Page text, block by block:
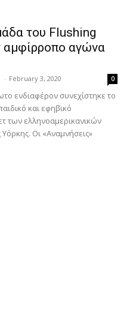
του Flushing
αμφίρροπο αγώνα
- February 3, 2020 0
ενδιαφέρον συνεχίστηκε το
και εφηβικό
των ελληνοαμερικανικών
Οι «Αναμνήσεις»